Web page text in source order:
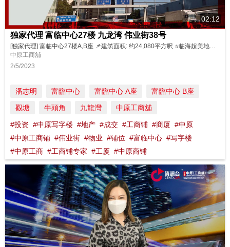
02:12
独家代理 富临中心27楼 九龙湾 伟业街38号
中原工商舖
2/5/2023
潘志明 富臨中心 富臨中心 A座
富臨中心 B座
觀塘
牛頭角 九龍灣 中原工商舖
#投资 #中原写字楼 #地产 #成交 #工商铺 #商厦 #中原
#中原工商铺 #伟业街 #物业 #铺位 #富临中心 #写字楼
#中原工商 #工商铺专家 #工厦 #中原商铺